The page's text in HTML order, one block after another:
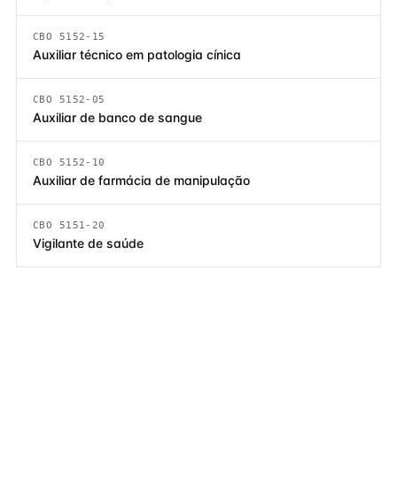
CBO 5152-15
Auxiliar técnico em patologia cínica
CBO 5152-05
Auxiliar de banco de sangue
CBO 5152-10
Auxiliar de farmácia de manipulação
CBO 5151-20
Vigilante de saúde